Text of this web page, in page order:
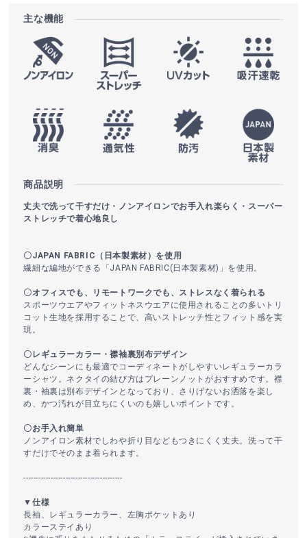
主な機能
商品説明
丈夫で洗って干すだけ・ノンアイロンでお手入れ楽らく・スーパー
ストレッチで着心地良し
〇JAPAN FABRIC（日本製素材）を使用
繊細な編地ができる「JAPAN FABRIC(日本製素材)」を使用。
〇オフィスでも、リモートワークでも、ストレスなく着られる
スポーツウエアやフィットネスウエアに使用されることの多いトリ
コット生地を採用することで、高いストレッチ性とフィット感を実
現。
〇レギュラーカラー・襟袖裏別布デザイン
どんなシーンにも最適でコーディネートがしやすいレギュラーカラ
ーシャツ。ネクタイの結び方はプレーンノットがおすすめです。襟
裏・袖裏は別布デザインとなっており、さりげないお洒落を楽し
め、かつ汚れが目立ちにくいのも嬉しいポイントです。
〇お手入れ簡単
ノンアイロン素材でしわや折り目などもつきにくく丈夫。洗って干
すだけでそのまま着られます。
----------------------------------------
▼仕様
長袖、レギュラーカラー、左胸ポケットあり
カラーステイあり